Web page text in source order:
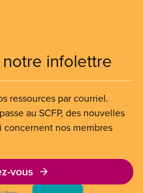
infolettre
ressources par courriel.
au SCFP, des nouvelles
concernent nos membres
vous